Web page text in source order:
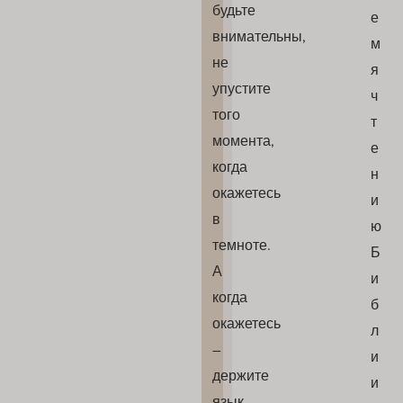
будьте
внимательны,
не
упустите
того
момента,
когда
окажетесь
в
темноте.
А
когда
окажетесь
–
держите
е
м
я
ч
т
е
н
и
ю
Б
и
б
л
и
и